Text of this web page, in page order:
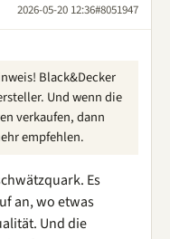
2026-05-20 12:36#8051947
Black&Decker
Und wenn die
verkaufen, dann
empfehlen.
Es
an, wo etwas
Und die